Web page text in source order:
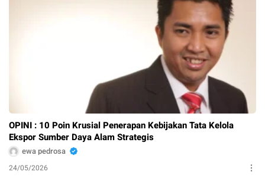
OPINI : 10 Poin Krusial Penerapan Kebijakan Tata Kelola
Ekspor Sumber Daya Alam Strategis
ewa pedrosa
24/05/2026